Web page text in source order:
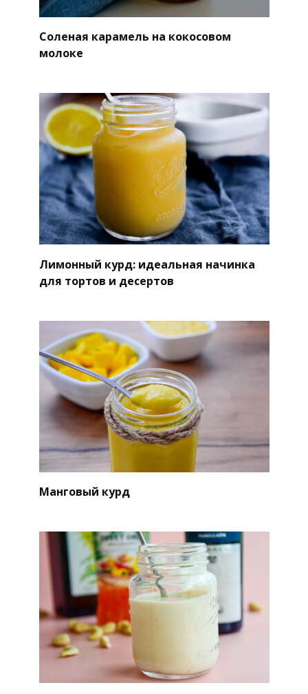
Соленая карамель на кокосовом
молоке
Лимонный курд: идеальная начинка
для тортов и десертов
Манговый курд